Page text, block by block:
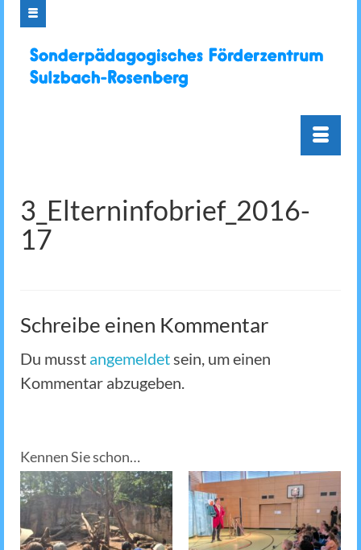
3_Elterninfobrief_2016-
17
Schreibe einen Kommentar
Du musst angemeldetsein, um einen
Kommentar abzugeben.
Kennen Sie schon…